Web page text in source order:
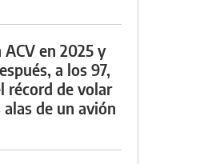
en 2025 y
a los 97,
récord de volar
alas de un avión